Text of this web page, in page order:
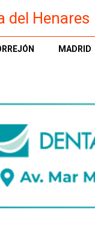
del Henares
MADRID